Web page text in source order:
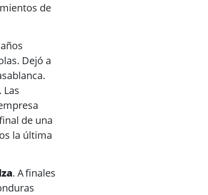
de
Dejó a
de una
la última
. A finales